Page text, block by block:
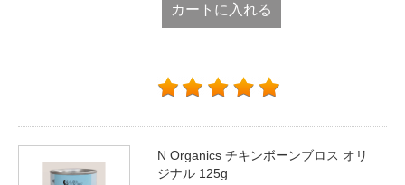
カートに入れる
N Organics チキンボーンブロス オリ
ジナル 125g